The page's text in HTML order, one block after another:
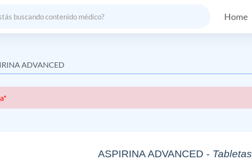
Home
ADVANCED
ASPIRINA ADVANCED - Tabletas